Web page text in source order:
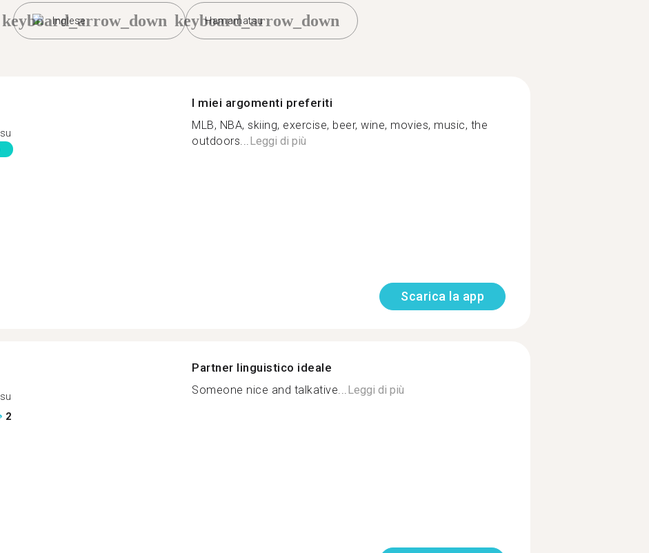
Inglese
keyboard_arrow_down Hamamatsu
keyboard_arrow_down
I miei argomenti preferiti
MLB, NBA, skiing, exercise, beer, wine, movies, music, the
outdoors...Leggi di più
Scarica la app
2
Partner linguistico ideale
Someone nice and talkative...Leggi di più